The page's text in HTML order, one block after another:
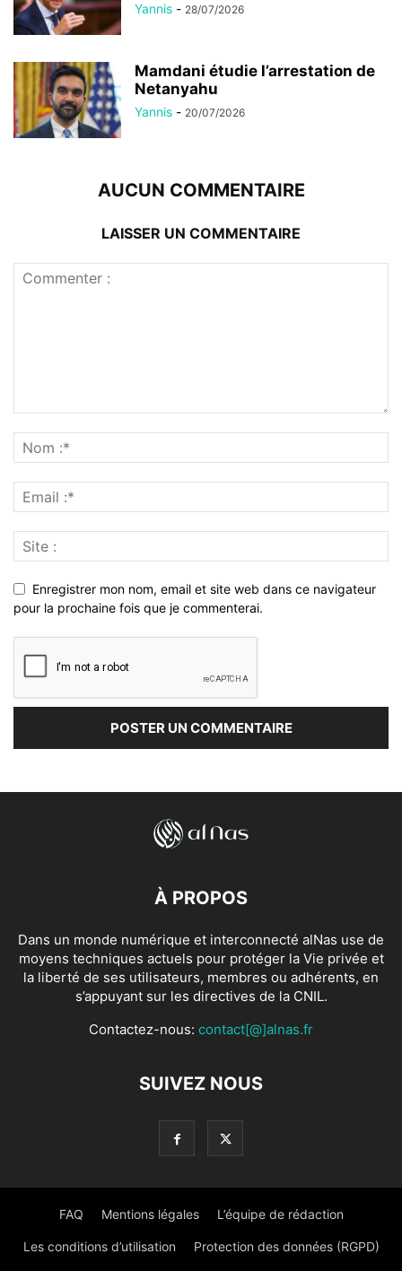
Yannis - 28/07/2026
Mamdani étudie l’arrestation de
Netanyahu
Yannis - 20/07/2026
AUCUN COMMENTAIRE
LAISSER UN COMMENTAIRE
Enregistrer mon nom, email et site web dans ce navigateur
pour la prochaine fois que je commenterai.
À PROPOS
Dans un monde numérique et interconnecté alNas use de
moyens techniques actuels pour protéger la Vie privée et
la liberté de ses utilisateurs, membres ou adhérents, en
s’appuyant sur les directives de la CNIL.
Contactez-nous: contact[@]alnas.fr
SUIVEZ NOUS
FAQ Mentions légales L’équipe de rédaction
Les conditions d’utilisation Protection des données (RGPD)